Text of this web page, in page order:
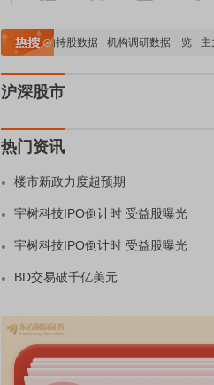
重要机构持股数据 机构调研数据一览 主力
沪深股市
热门资讯
楼市新政力度超预期
宇树科技IPO倒计时 受益股曝光
宇树科技IPO倒计时 受益股曝光
BD交易破千亿美元